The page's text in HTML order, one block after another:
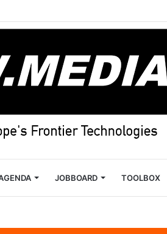
JOBBOARD TOOLBOX